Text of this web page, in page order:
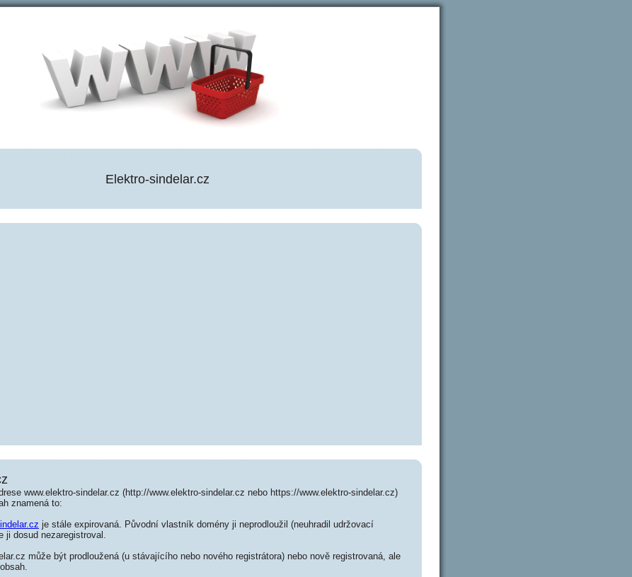
Elektro-sindelar.cz
www.elektro-sindelar.cz (http://www.elektro-sindelar.cz nebo https://www.elektro-sindelar.cz)
znamená to:
je stále expirovaná. Původní vlastník domény ji neprodloužil (neuhradil udržovací
ji dosud nezaregistroval.
může být prodloužená (u stávajícího nebo nového registrátora) nebo nově registrovaná, ale